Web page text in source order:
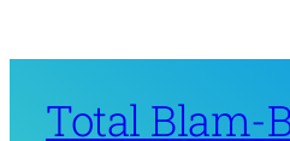
Total Blam-